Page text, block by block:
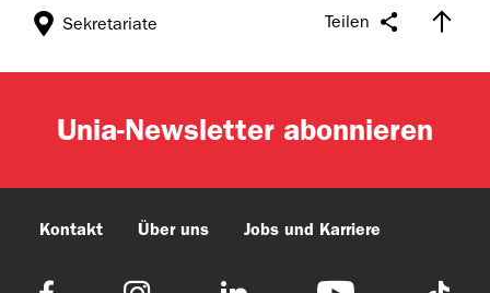
Teilen
Sekretariate
Unia-Newsletter abonnieren
Kontakt Über uns Jobs und Karriere